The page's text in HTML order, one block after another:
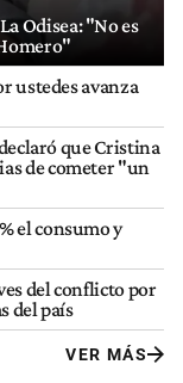
Odisea: "No es
ustedes avanza
que Cristina
de cometer "un
el consumo y
del conflicto por
del país
VER MÁS